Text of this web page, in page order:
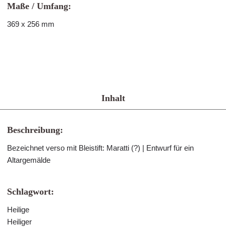
Maße / Umfang:
369 x 256 mm
Inhalt
Beschreibung:
Bezeichnet verso mit Bleistift: Maratti (?) | Entwurf für ein
Altargemälde
Schlagwort:
Heilige
Heiliger